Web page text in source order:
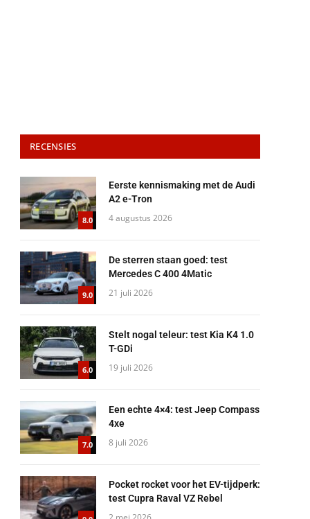
RECENSIES
8.0
Eerste kennismaking met de Audi
A2 e-Tron
4 augustus 2026
9.0
De sterren staan goed: test
Mercedes C 400 4Matic
21 juli 2026
6.0
Stelt nogal teleur: test Kia K4 1.0
T-GDi
19 juli 2026
7.0
Een echte 4×4: test Jeep Compass
4xe
8 juli 2026
Pocket rocket voor het EV-tijdperk:
test Cupra Raval VZ Rebel